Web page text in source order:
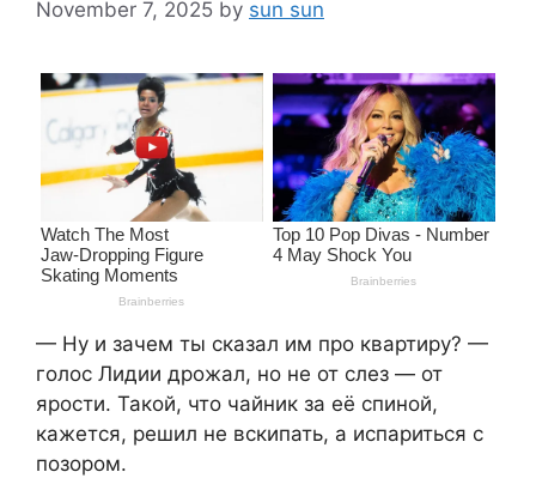
November 7, 2025 by sun sun
— Ну и зачем ты сказал им про квартиру? —
голос Лидии дрожал, но не от слез — от
ярости. Такой, что чайник за её спиной,
кажется, решил не вскипать, а испариться с
позором.